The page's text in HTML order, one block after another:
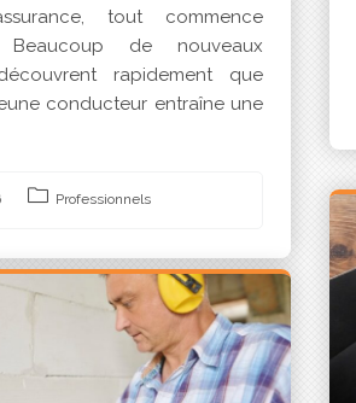
tout commence
de nouveaux
rapidement que
conducteur entraîne une
Professionnels